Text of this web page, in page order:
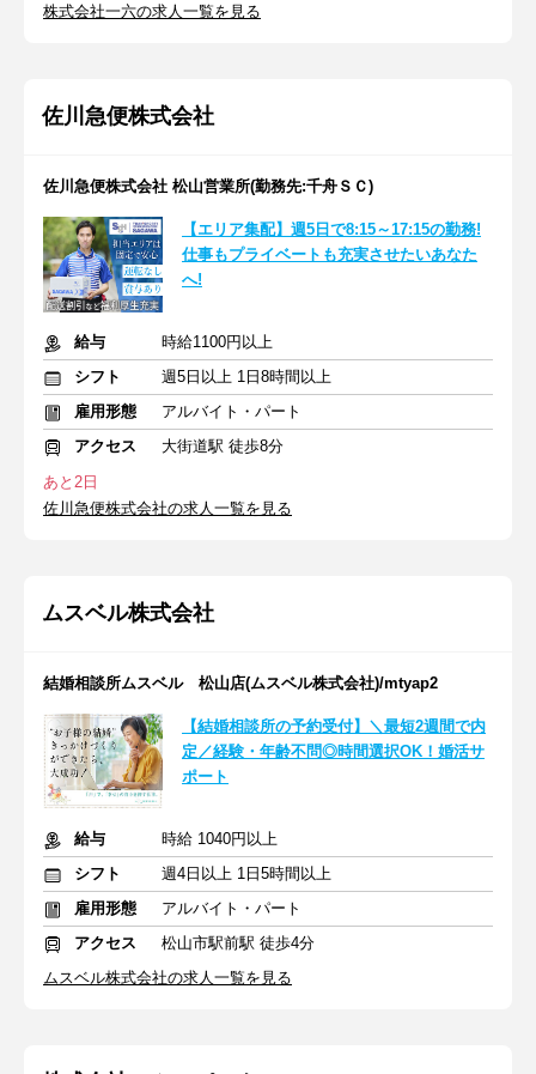
株式会社一六の求人一覧を見る
佐川急便株式会社
佐川急便株式会社 松山営業所(勤務先:千舟ＳＣ)
【エリア集配】週5日で8:15～17:15の勤務!
仕事もプライベートも充実させたいあなた
へ!
給与
時給1100円以上
シフト
週5日以上 1日8時間以上
雇用形態
アルバイト・パート
アクセス
大街道駅 徒歩8分
あと2日
佐川急便株式会社の求人一覧を見る
ムスベル株式会社
結婚相談所ムスベル 松山店(ムスベル株式会社)/mtyap2
【結婚相談所の予約受付】＼最短2週間で内
定／経験・年齢不問◎時間選択OK！婚活サ
ポート
給与
時給 1040円以上
シフト
週4日以上 1日5時間以上
雇用形態
アルバイト・パート
アクセス
松山市駅前駅 徒歩4分
ムスベル株式会社の求人一覧を見る